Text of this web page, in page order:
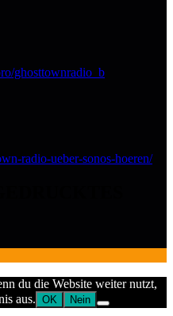
ghosttownradio_b
radio-ueber-sonos-hoeren/
du die Website weiter nutzt,
aus. OK Nein